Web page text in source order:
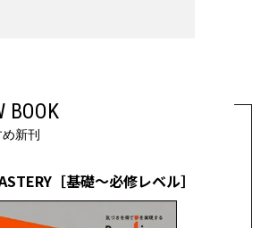
BOOK
新刊
［基礎～必修レベル］